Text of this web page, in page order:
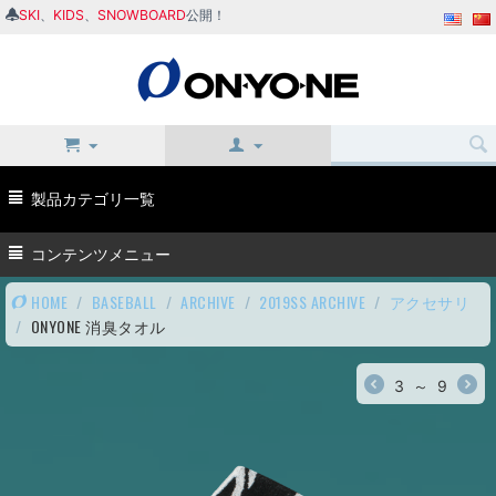
SKI KIDS SNOWBOARD公開！
製品カテゴリ一覧
コンテンツメニュー
HOME / BASEBALL / ARCHIVE / 2019SS ARCHIVE / アクセサリ
/ ONYONE 消臭タオル
3 ～ 9